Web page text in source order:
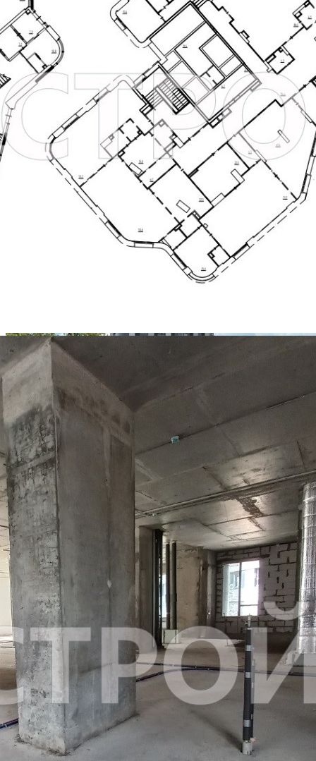
Предлагается
Аренда
Желаемый / подходящий вид деятельности
Не указано
Назначение
Не указано
Размер площади (м2)
1279.2
Цена за помещение
2 999 937 руб.
Цена за 1 кв. м
2 346 руб.
О помещении